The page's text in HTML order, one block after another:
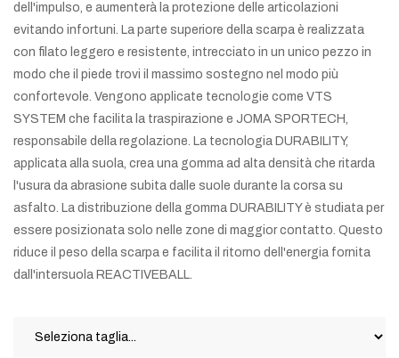
dell'impulso, e aumenterà la protezione delle articolazioni
evitando infortuni. La parte superiore della scarpa è realizzata
con filato leggero e resistente, intrecciato in un unico pezzo in
modo che il piede trovi il massimo sostegno nel modo più
confortevole. Vengono applicate tecnologie come VTS
SYSTEM che facilita la traspirazione e JOMA SPORTECH,
responsabile della regolazione. La tecnologia DURABILITY,
applicata alla suola, crea una gomma ad alta densità che ritarda
l'usura da abrasione subita dalle suole durante la corsa su
asfalto. La distribuzione della gomma DURABILITY è studiata per
essere posizionata solo nelle zone di maggior contatto. Questo
riduce il peso della scarpa e facilita il ritorno dell'energia fornita
dall'intersuola REACTIVEBALL.